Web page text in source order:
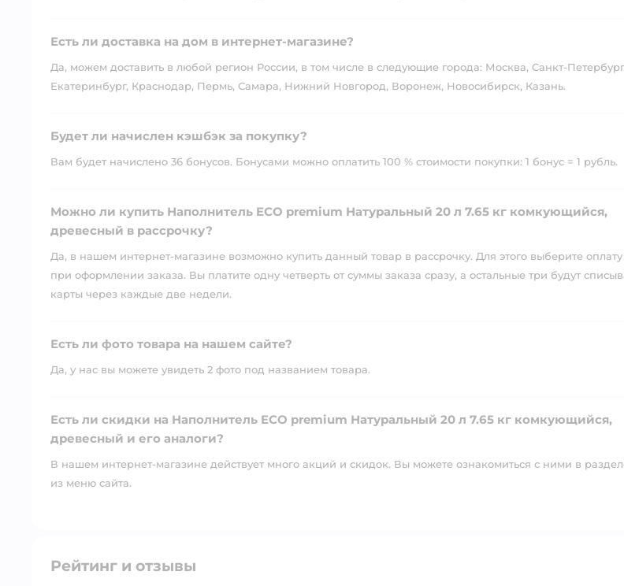
Есть ли доставка на дом в интернет-магазине?
Да, можем доставить в любой регион России, в том числе в следующие города: Москва, Санкт-
Екатеринбург, Краснодар, Пермь, Самара, Нижний Новгород, Воронеж, Новосибирск, Казань.
Будет ли начислен кэшбэк за покупку?
Вам будет начислено 36 бонусов. Бонусами можно оплатить 100 % стоимости покупки: 1 бонус = 1 рубль.
Можно ли купить Наполнитель ECO premium Натуральный 20 л 7.65 кг комкующийся,
древесный в рассрочку?
Да, в нашем интернет-магазине возможно купить данный товар в рассрочку. Для этого выберите
при оформлении заказа. Вы платите одну четверть от суммы заказа сразу, а остальные три будут
карты через каждые две недели.
Есть ли фото товара на нашем сайте?
Да, у нас вы можете увидеть 2 фото под названием товара.
Есть ли скидки на Наполнитель ECO premium Натуральный 20 л 7.65 кг комкующийся,
древесный и его аналоги?
В нашем интернет-магазине действует много акций и скидок. Вы можете ознакомиться с ними в
из меню сайта.
Рейтинг и отзывы